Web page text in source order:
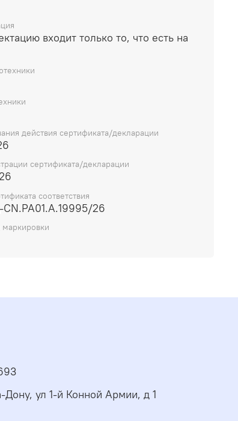
входит только то, что есть на
действия сертификата/декларации
сертификата/декларации
соответствия
26
Дону, ул 1-й Конной Армии, д 1